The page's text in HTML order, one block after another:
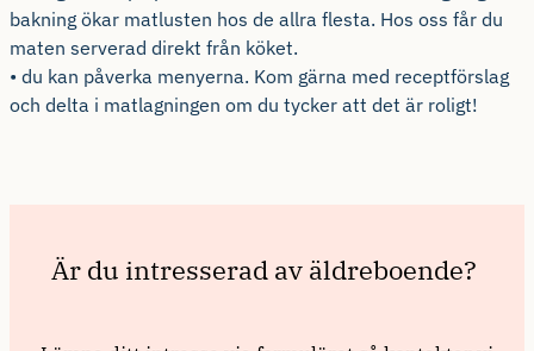
bakning ökar matlusten hos de allra flesta. Hos oss får du
maten serverad direkt från köket.
• du kan påverka menyerna. Kom gärna med receptförslag
och delta i matlagningen om du tycker att det är roligt!